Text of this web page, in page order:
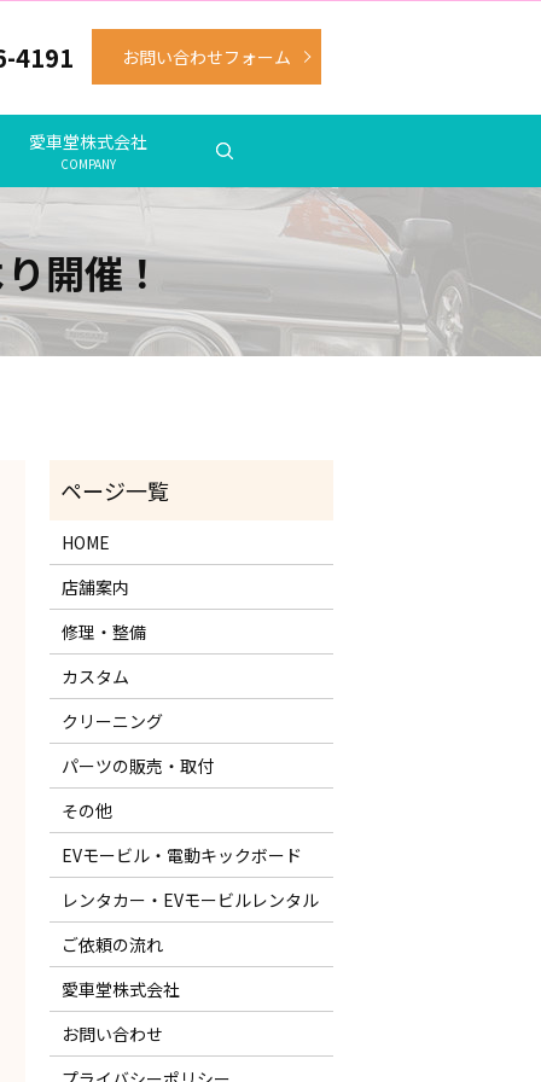
4191 お問い合わせフォーム
愛車堂株式会社
COMPANY
開催！
HOME
店舗案内
修理・整備
カスタム
クリーニング
パーツの販売・取付
その他
EVモービル・電動キックボード
レンタカー・EVモービルレンタル
ご依頼の流れ
愛車堂株式会社
お問い合わせ